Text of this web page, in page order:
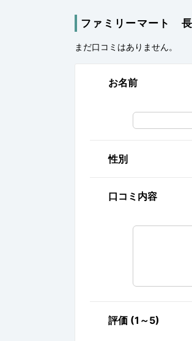
ファミリーマート
まだ口コミはありません。
お名前
性別
口コミ内容
評価 (1～5)